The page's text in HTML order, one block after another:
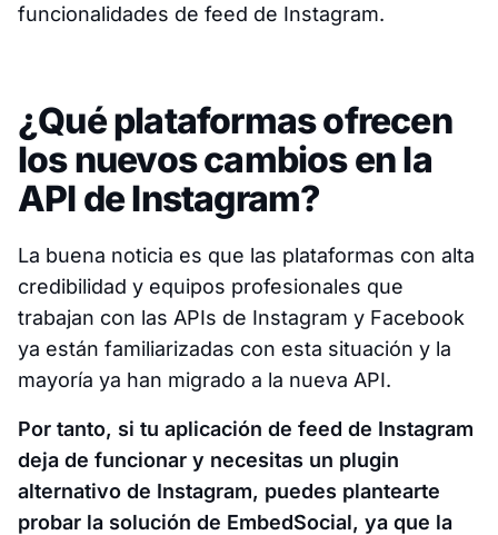
funcionalidades de feed de Instagram.
¿Qué plataformas ofrecen
los nuevos cambios en la
API de Instagram?
La buena noticia es que las plataformas con alta
credibilidad y equipos profesionales que
trabajan con las APIs de Instagram y Facebook
ya están familiarizadas con esta situación y la
mayoría ya han migrado a la nueva API.
Por tanto, si tu aplicación de feed de Instagram
deja de funcionar y necesitas un plugin
alternativo de Instagram, puedes plantearte
probar la solución de EmbedSocial, ya que la